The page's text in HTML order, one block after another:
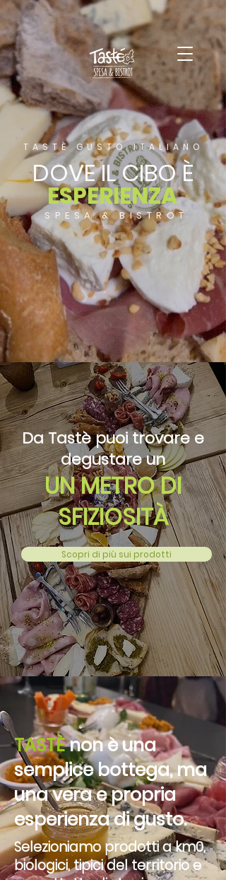
TASTÈ GUSTO ITALIANO
DOVE IL CIBO È
ESPERIENZA
SPESA & BISTROT
Da Tastè puoi trovare e
degustare un
UN METRO DI
SFIZIOSITÀ
Scopri di più sui prodotti
TASTÈnon è una
semplice bottega, ma
una vera e propria
esperienza di gusto.
Selezioniamo prodotti a km0,
biologici, tipici del territorio e